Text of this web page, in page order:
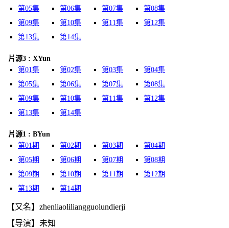
第05集
第06集 第07集
第08集
第09集
第10集 第11集
第12集
第13集
第14集
片源3 : XYun
第01集
第02集 第03集
第04集
第05集
第06集 第07集
第08集
第09集
第10集 第11集
第12集
第13集
第14集
片源1 : BYun
第01期
第02期 第03期
第04期
第05期
第06期 第07期
第08期
第09期
第10期 第11期
第12期
第13期
第14期
【又名】zhenliaoliliangguolundierji
【导演】未知